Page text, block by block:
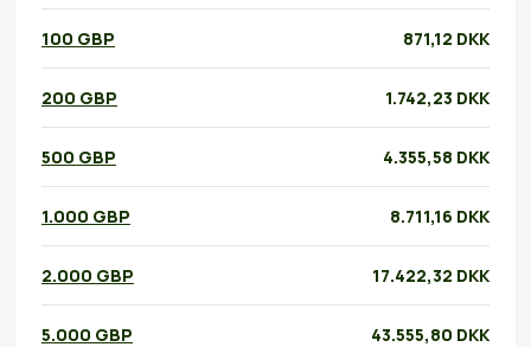
100 GBP 871,12 DKK
200 GBP 1.742,23 DKK
500 GBP 4.355,58 DKK
1.000 GBP 8.711,16 DKK
2.000 GBP 17.422,32 DKK
5.000 GBP 43.555,80 DKK